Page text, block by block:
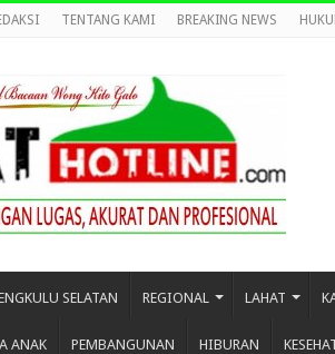
TENTANG KAMI BREAKING NEWS
SELATAN REGIONAL LAHAT
ANAK PEMBANGUNAN HIBURAN